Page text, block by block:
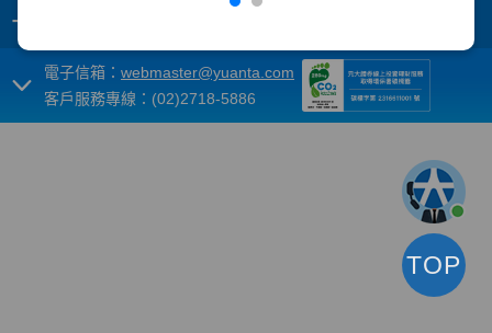
+
電子信箱： webmaster@yuanta.com
客戶服務專線：(02)2718-5886
TOP